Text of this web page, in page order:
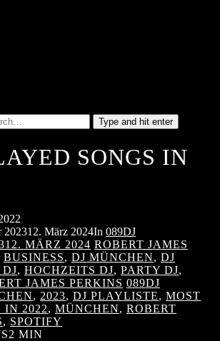
Type and hit enter
SONGS IN
202312. März 2024In 089DJ
12. MÄRZ 2024 ROBERT JAMES
BUSINESS, DJ MÜNCHEN, DJ
, HOCHZEITS DJ, PARTY DJ,
JAMES PERKINS 089DJ
, 2023, DJ PLAYLISTE, MOST
IN 2022, MÜNCHEN, ROBERT
, SPOTIFY
2 MIN